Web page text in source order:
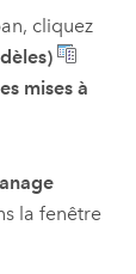
cliquez
mises à
la fenêtre